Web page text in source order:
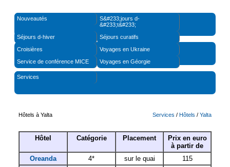
Nouveautés
S&#233;jours d-
&#233;t&#233;
Séjours d-hiver
Séjours curatifs
Croisières
Voyages en Ukraine
Service de conférence MICE
Voyages en Géorgie
Services
Hôtels à Yalta Services / Hôtels / Yalta
Hôtel Catégorie Placement
Prix en euro
à partir de
Oreanda
4* sur le quai
115